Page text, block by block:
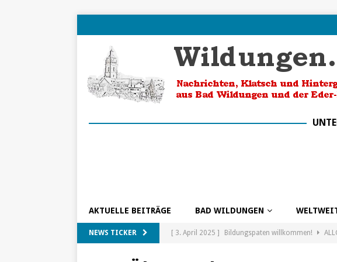
AKTUELLE BEITRÄGE BAD WILDUNGEN
NEWS TICKER [ 3. April 2025 ] Bildungspaten willkommen!